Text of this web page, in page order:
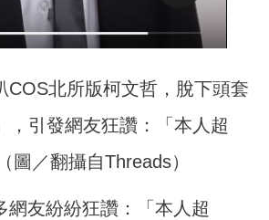
北所版柯文哲，脫下頭套
，引發網友狂讚：「本人超
圖／翻攝自Threads）
網友紛紛狂讚：「本人超